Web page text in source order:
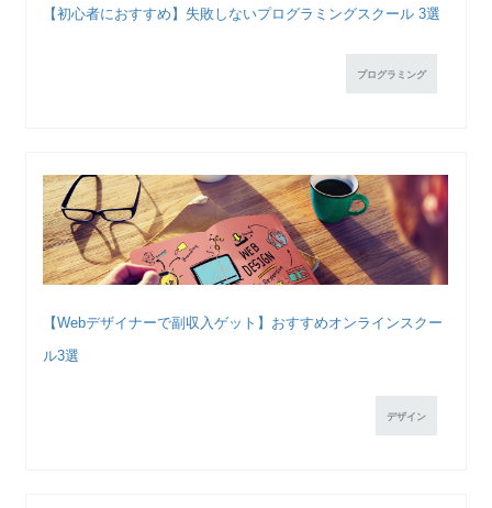
【初心者におすすめ】失敗しないプログラミングスクール 3選
プログラミング
【Webデザイナーで副収入ゲット】おすすめオンラインスクー
ル3選
デザイン